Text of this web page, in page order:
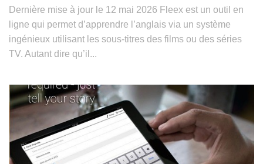
Dernière mise à jour le 12 mai 2026 Fleex est un outil en
ligne qui permet d’apprendre l’anglais via un système
ingénieux utilisant les sous-titres des films ou des séries
TV. Autant dire qu’il...